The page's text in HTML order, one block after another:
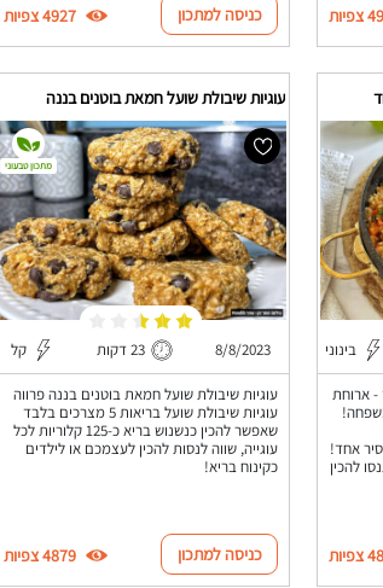
כניסה למתכון 4927 צפיות
בינוני
- ארוחת
אחד!
להכין
עוגיות שיבולת שועל חמאת בוטנים בננה
8/8/2023 23 דקות קל
עוגיות שיבולת שועל חמאת בוטנים בננה פרווה
עוגיות שיבולת שועל בריאות 5 מצרכים בלבד
שאפשר להכין כנשנוש בריא כ-125 קלוריות לכל
עוגייה, שווה לנסות להכין לעצמכם או לילדים
כקינוח בריא!
מתכון טבעוני
כניסה למתכון 4879 צפיות